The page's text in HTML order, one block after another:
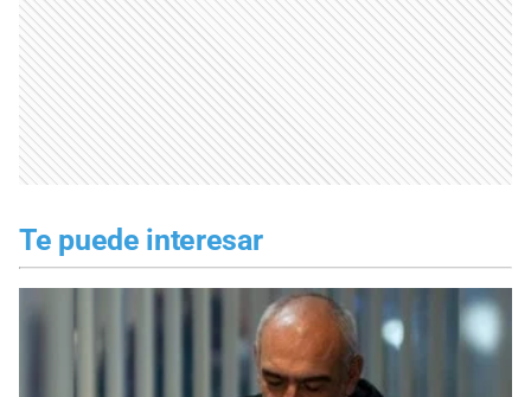
Te puede interesar